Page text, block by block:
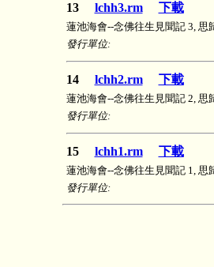
13 lchh3.rm 下載
蓮池海會--念佛往生見聞記 3, 思
發行單位:
14 lchh2.rm 下載
蓮池海會--念佛往生見聞記 2, 思
發行單位:
15 lchh1.rm 下載
蓮池海會--念佛往生見聞記 1, 思
發行單位: